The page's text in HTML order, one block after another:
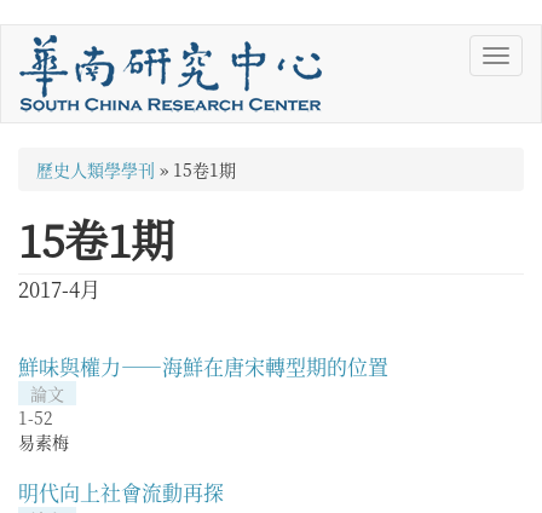
您
這
裡
歷史人類學學刊 » 15卷1期
15卷1期
2017-4月
鮮味與權力——海鮮在唐宋轉型期的位置
論文
1-52
易素梅
明代向上社會流動再探